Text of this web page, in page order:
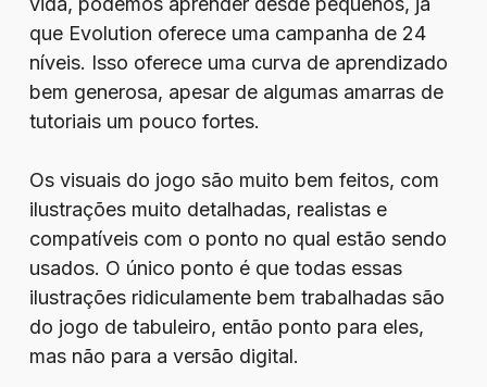
que Evolution oferece uma campanha de 24
níveis. Isso oferece uma curva de aprendizado
bem generosa, apesar de algumas amarras de
tutoriais um pouco fortes.
Os visuais do jogo são muito bem feitos, com
ilustrações muito detalhadas, realistas e
compatíveis com o ponto no qual estão sendo
usados. O único ponto é que todas essas
ilustrações ridiculamente bem trabalhadas são
do jogo de tabuleiro, então ponto para eles,
mas não para a versão digital.